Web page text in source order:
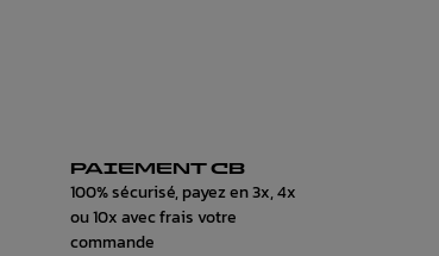
PAIEMENT CB
100% sécurisé, payez en 3x, 4x
ou 10x avec frais votre
commande